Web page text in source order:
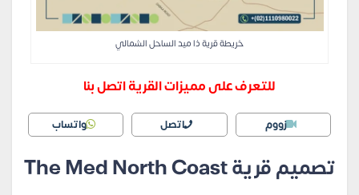
خريطة قرية ذا ميد الساحل الشمالي
للتعرف على مميزات القرية اتصل بنا
زووم اتصل واتساب
تصميم قرية The Med North Coast